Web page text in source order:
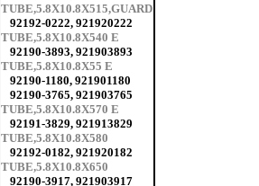
TUBE,5.8X10.8X515,GUARD
92192-0222, 921920222
TUBE,5.8X10.8X540 E
92190-3893, 921903893
TUBE,5.8X10.8X55 E
92190-1180, 921901180
92190-3765, 921903765
TUBE,5.8X10.8X570 E
92191-3829, 921913829
TUBE,5.8X10.8X580
92192-0182, 921920182
TUBE,5.8X10.8X650
92190-3917, 921903917